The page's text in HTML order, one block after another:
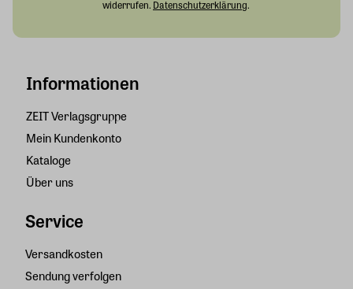
Informationen
ZEIT Verlagsgruppe
Mein Kundenkonto
Kataloge
Über uns
Service
Versandkosten
Sendung verfolgen
widerrufen. Datenschutzerklärung.